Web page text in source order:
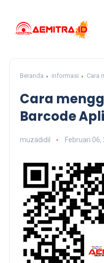
Beranda informasi
Cara
Cara
Barcode
muzadidil Februari 06,